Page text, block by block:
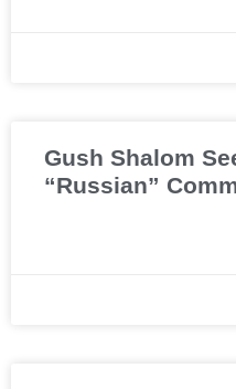
Gush Shalom
“Russian”